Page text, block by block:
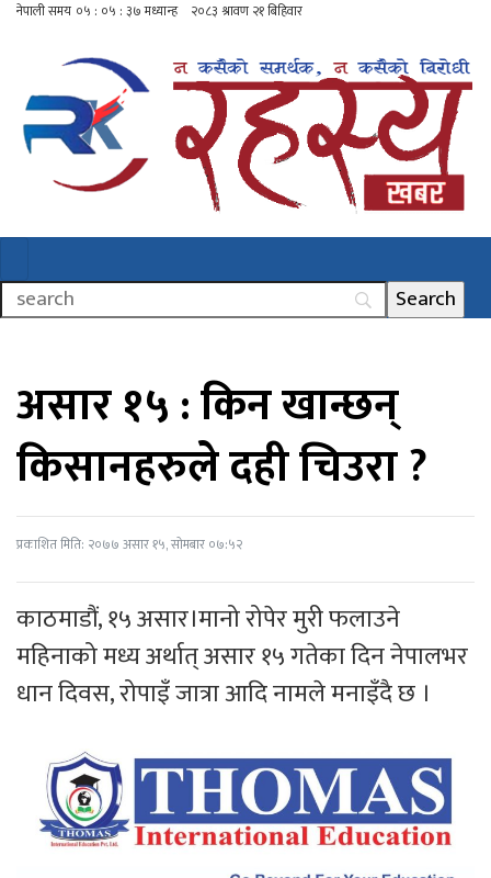
असार १५ : किन खान्छन्
किसानहरुले दही चिउरा ?
प्रकाशित मिति: २०७७ असार १५, सोमबार ०७:५२
काठमाडौं, १५ असार।मानो रोपेर मुरी फलाउने
महिनाको मध्य अर्थात् असार १५ गतेका दिन नेपालभर
धान दिवस, रोपाइँ जात्रा आदि नामले मनाइँदै छ ।